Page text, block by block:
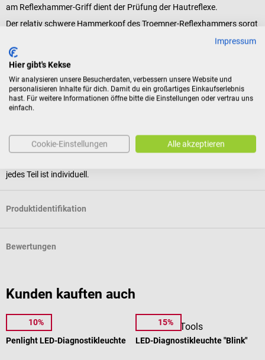
am Reflexhammer-Griff dient der Prüfung der Hautreflexe.
Der relativ schwere Hammerkopf des Troemner-Reflexhammers sorgt
für eine besonders einfache Handhabung. Mithilfe der Schwerkraft
können so stets gleichstarke Schläge ausgeführt werden, die
vergleichbare Reflexantworten bringen. Dies ist insbesondere für
Lieferumfang
jedes Teil ist individuell.
Produktidentifikation
Bewertungen
Kunden kauften auch
10%
Penlight LED-Diagnostikleuchte
15%
DocCheck Tools
LED-Diagnostikleuchte "Blink"
Impressum
Hier gibt's Kekse
Wir analysieren unsere Besucherdaten, verbessern unsere Website und
personalisieren Inhalte für dich. Damit du ein großartiges Einkaufserlebnis
hast. Für weitere Informationen öffne bitte die Einstellungen oder vertrau uns
einfach.
Cookie-Einstellungen Alle akzeptieren